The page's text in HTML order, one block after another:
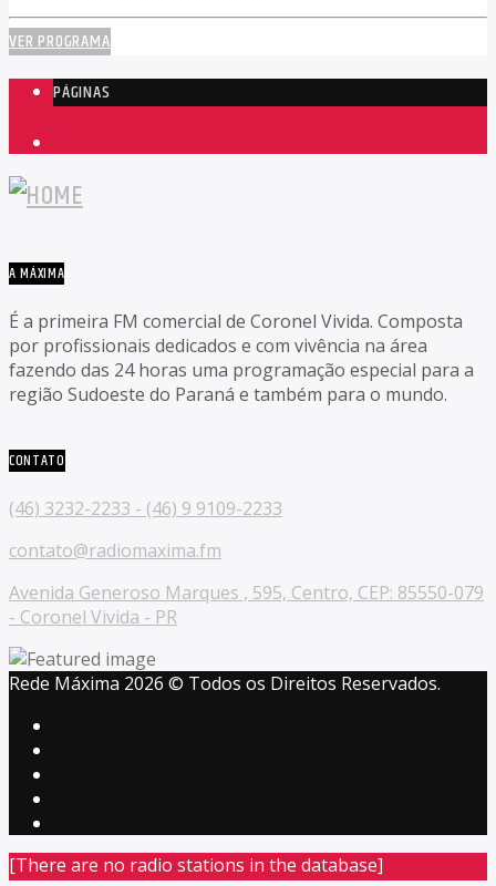
VER PROGRAMA
PÁGINAS
A MÁXIMA
É a primeira FM comercial de Coronel Vivida. Composta
por profissionais dedicados e com vivência na área
fazendo das 24 horas uma programação especial para a
região Sudoeste do Paraná e também para o mundo.
CONTATO
(46) 3232-2233 - (46) 9 9109-2233
contato@radiomaxima.fm
Avenida Generoso Marques , 595, Centro, CEP: 85550-079
- Coronel Vivida - PR
Rede Máxima 2026 © Todos os Direitos Reservados.
[There are no radio stations in the database]